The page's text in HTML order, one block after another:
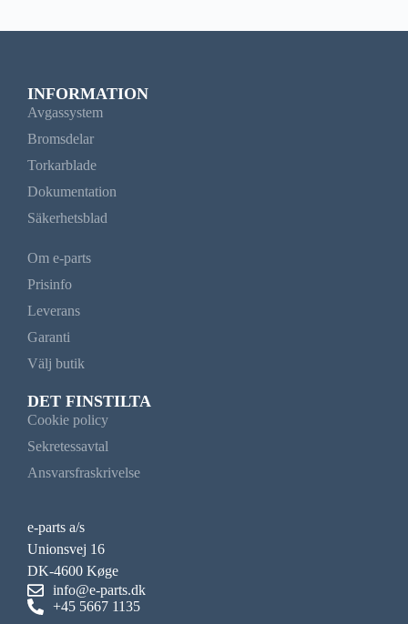
INFORMATION
Avgassystem
Bromsdelar
Torkarblade
Dokumentation
Säkerhetsblad
Om e-parts
Prisinfo
Leverans
Garanti
Välj butik
DET FINSTILTA
Cookie policy
Sekretessavtal
Ansvarsfraskrivelse
e-parts a/s
Unionsvej 16
DK-4600 Køge
info@e-parts.dk
+45 5667 1135